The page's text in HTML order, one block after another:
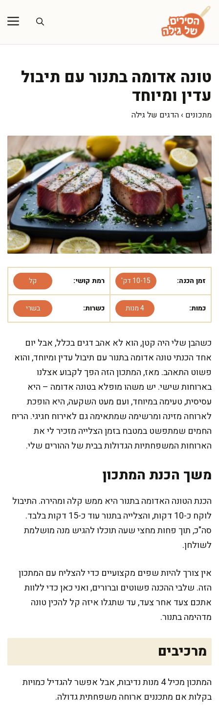
לדלג
לתוכן
טונה אדומה בתנור עם תיבול
עדין ומיוחד
מתכונים › הדגים של גילה
זמן הכנה: 10-15 דק' רמת קושי: קל
כמות: 4 מנות כשרות: בשרי
כשהבן שלי היה קטן, הוא לא אהב דגים בכלל, אבל יום
אחד הכנתי טונה אדומה בתנור עם תיבול עדין ומיוחד, והוא
פשוט התאהב. מאז, המתכון הזה הפך לקבוע אצלנו
בארוחות שישי. יש משהו מופלא בטונה אדומה – היא
עסיסית, טעימה במיוחד, ועם מעט השקעה, היא הופכת
לארוחה מזינה ומרשימה שמתאימה גם לאירוח חגיגי. הריח
החמים שמתפשט במטבח בזמן הצלייה מזכיר לי את
הארוחות המשפחתיות הגדולות בבית של ההורים שלי.
משך הכנת המתכון
הכנת הטונה האדומה בתנור היא ממש קלה ומהירה. התיבול
לוקח כ-10 דקות, והצלייה בתנור עוד כ-15 דקות בלבד.
סה"כ, תוך פחות מחצי שעה תוכלו להגיש מנה מושלמת
לשולחן.
אין צורך להיות שפים מקצועיים כדי להצליח עם המתכון
הזה. שלבי ההכנה פשוטים וברורים, ואני כאן כדי ללוות
אתכם צעד אחר צעד, עד שתגלו איזה קל להכין טונה
מדהימה בתנור.
מרכיבים
המתכון מכיל 4 מנות נדיבות, אבל אפשר להגדיל כמויות
בקלות אם מתכננים ארוחה משפחתית גדולה.